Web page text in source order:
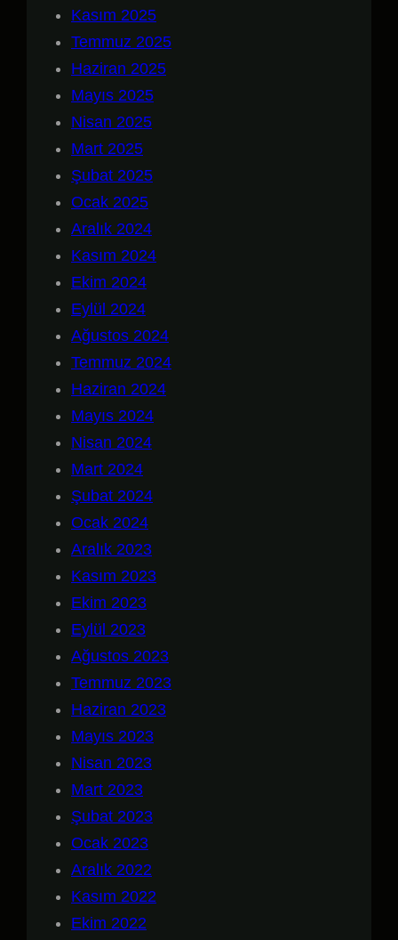
Kasım 2025
Temmuz 2025
Haziran 2025
Mayıs 2025
Nisan 2025
Mart 2025
Şubat 2025
Ocak 2025
Aralık 2024
Kasım 2024
Ekim 2024
Eylül 2024
Ağustos 2024
Temmuz 2024
Haziran 2024
Mayıs 2024
Nisan 2024
Mart 2024
Şubat 2024
Ocak 2024
Aralık 2023
Kasım 2023
Ekim 2023
Eylül 2023
Ağustos 2023
Temmuz 2023
Haziran 2023
Mayıs 2023
Nisan 2023
Mart 2023
Şubat 2023
Ocak 2023
Aralık 2022
Kasım 2022
Ekim 2022